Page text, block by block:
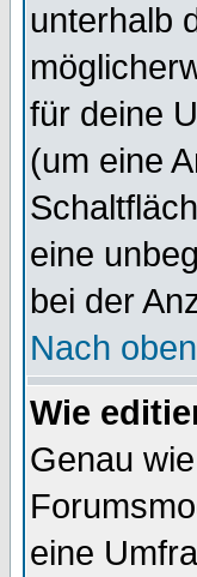
unterhalb
für deine
(um eine
eine
bei der
Nach oben
Wie
Genau
eine